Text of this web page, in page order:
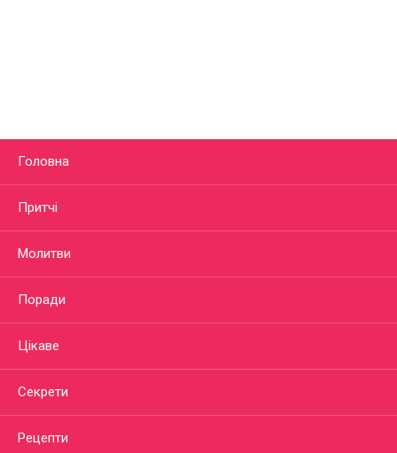
Головна
Притчі
Молитви
Поради
Цікаве
Секрети
Рецепти